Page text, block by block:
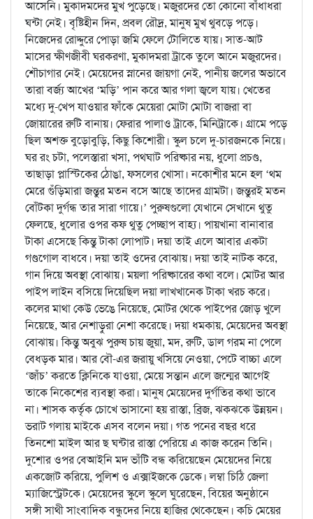
আসেনি। মুকাদমদের মুখ পুড়েছে। মজুরদের তো কোনো বাঁধাধরা
ঘন্টা নেই। বৃষ্টিহীন দিন, প্রবল রৌদ্র, মানুষ মুখ থুবড়ে পড়ে।
নিজেদের রোদ্দুরে পোড়া জমি ফেলে টোলিতে যায়। সাত-আট
মাসের ক্ষীণজীবী ঘরকরণা, মুকাদমরা ট্রাকে তুলে আনে মজুরদের।
শৌচাগার নেই। মেয়েদের স্নানের জায়গা নেই, পানীয় জলের অভাবে
তারা বর্জ্য আখের ‘মড়ি’ পান করে আর গলা জ্বলে যায়। খেতের
মধ্যে দু-খেপ যাওয়ার ফাঁকে মেয়েরা মোটা মোটা বাজরা বা
জোয়ারের রুটি বানায়। ফেরার পালাও ট্রাকে, মিনিট্রাকে। গ্রামে পড়ে
ছিল অশক্ত বুড়োবুড়ি, কিছু কিশোরী। স্কুল চলে দু-চারজনকে নিয়ে।
ঘর রং চটা, পলেস্তারা খসা, পথঘাট পরিষ্কার নয়, ধুলো প্রচণ্ড,
তাছাড়া প্লাস্টিকের ঠোঙা, ফসলের খোসা। নকোশীর মনে হল ‘থম
মেরে গুঁড়িমারা জন্তুর মতন বসে আছে তাদের গ্রামটা। জন্তুরই মতন
বোঁটকা দুর্গন্ধ তার সারা গায়ে।’ পুরুষগুলো যেখানে সেখানে থুতু
ফেলছে, ধুলোর ওপর কফ থুতু পেচ্ছাপ বাহ্য। পায়খানা বানাবার
টাকা এসেছে কিন্তু টাকা লোপাট। দয়া তাই এলে আবার একটা
গণ্ডগোল বাধবে। দয়া তাই ওদের বোঝায়। দয়া তাই নাটক করে,
গান দিয়ে অবস্থা বোঝায়। ময়লা পরিষ্কারের কথা বলে। মোটর আর
পাইপ লাইন বসিয়ে দিয়েছিল দয়া লাখখানেক টাকা খরচ করে।
কলের মাথা কেউ ভেঙে নিয়েছে, মোটর থেকে পাইপের জোড় খুলে
নিয়েছে, আর নেশাড়ুরা নেশা করেছে। দয়া ধমকায়, মেয়েদের অবস্থা
বোঝায়। কিন্তু অবুঝ পুরুষ চায় জুয়া, মদ, রুটি, ডাল গরম না পেলে
বেধড়ক মার। আর বৌ-এর জরায়ু খসিয়ে নেওয়া, পেটে বাচ্চা এলে
‘জাঁচ’ করতে ক্লিনিকে যাওয়া, মেয়ে সন্তান এলে জন্মের আগেই
তাকে নিকেশের ব্যবস্থা করা। মানুষ মেয়েদের দুর্গতির কথা ভাবে
না। শাসক কর্তৃক চোখে ভাসানো হয় রাস্তা, ব্রিজ, ঝকঝকে উন্নয়ন।
ভরাট গলায় মাইকে এসব বলেন দয়া। গত পনের বছর ধরে
তিনশো মাইল আর ছ ঘন্টার রাস্তা পেরিয়ে এ কাজ করেন তিনি।
দুশোর ওপর বেআইনি মদ ভাঁটি বন্ধ করিয়েছেন মেয়েদের নিয়ে
একজোট করিয়ে, পুলিশ ও এক্সাইজকে ডেকে। লম্বা চিঠি জেলা
ম্যাজিস্ট্রেটকে। মেয়েদের স্কুলে স্কুলে ঘুরেছেন, বিয়ের অনুষ্ঠানে
সঙ্গী সাথী সাংবাদিক বন্ধুদের নিয়ে হাজির থেকেছেন। কচি মেয়ের